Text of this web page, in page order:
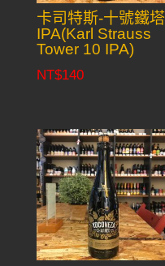
卡司特斯-十號鐵塔
IPA(Karl Strauss
Tower 10 IPA)
NT$140